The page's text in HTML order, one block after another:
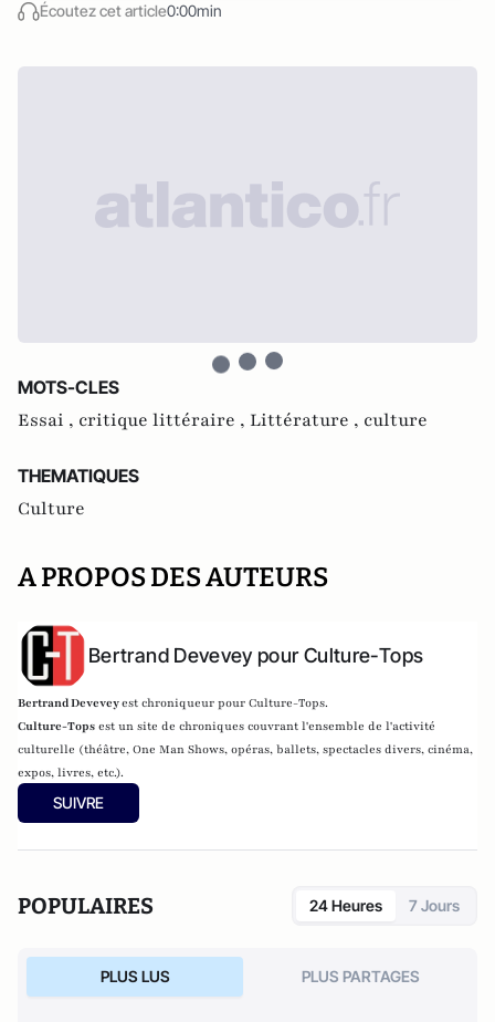
Écoutez cet article0:00min
MOTS-CLES
Essai , critique littéraire , Littérature , culture
THEMATIQUES
Culture
A PROPOS DES AUTEURS
Bertrand Devevey pour Culture-Tops
Bertrand Deveveyest chroniqueur pour Culture-Tops.
Culture-Tops est un site de chroniques couvrant l'ensemble de l'activité
culturelle (théâtre, One Man Shows, opéras, ballets, spectacles divers, cinéma,
expos, livres, etc.).
SUIVRE
POPULAIRES 24 Heures 7 Jours
PLUS LUS PLUS PARTAGES